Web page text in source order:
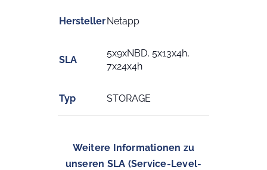
HerstellerNetapp
SLA
5x9xNBD, 5x13x4h,
7x24x4h
Typ STORAGE
Weitere Informationen zu
unseren SLA (Service-Level-